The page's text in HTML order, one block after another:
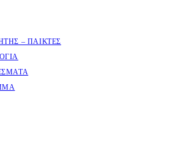
– ΠΑΙΚΤΕΣ